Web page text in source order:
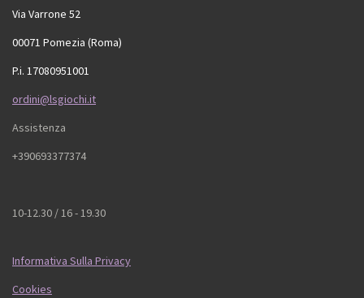
Via Varrone 52
00071 Pomezia (Roma)
P.i. 17080951001
ordini@lsgiochi.it
Assistenza
+390693377374
10-12.30 / 16 - 19.30
Informativa Sulla Privacy
Cookies